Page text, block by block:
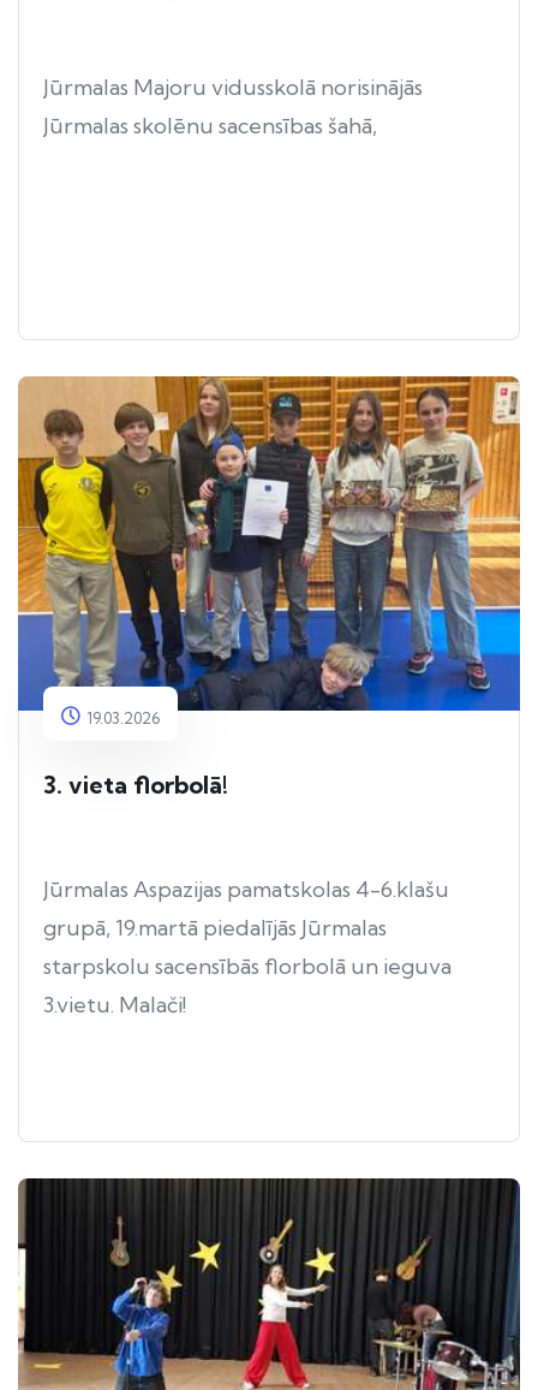
Jūrmalas Majoru vidusskolā norisinājās
Jūrmalas skolēnu sacensības šahā,
19.03.2026
3. vieta florbolā!
Jūrmalas Aspazijas pamatskolas 4-6.klašu
grupā, 19.martā piedalījās Jūrmalas
starpskolu sacensībās florbolā un ieguva
3.vietu. Malači!